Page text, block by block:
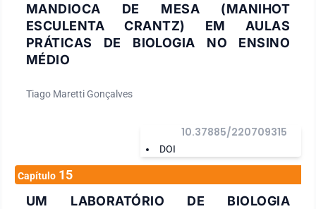
MANDIOCA DE MESA (MANIHOT
ESCULENTA CRANTZ) EM AULAS
PRÁTICAS DE BIOLOGIA NO ENSINO
MÉDIO
Tiago Maretti Gonçalves
DOI
10.37885/220709315
Capítulo 15
UM LABORATÓRIO DE BIOLOGIA